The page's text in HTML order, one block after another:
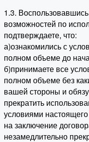
1.3.
возможностей по
подтверждаете, что:
а)ознакомились с
полном объеме до
б)принимаете все
полном объеме без
вашей стороны и
прекратить
условиями
на заключение
незамедлительно